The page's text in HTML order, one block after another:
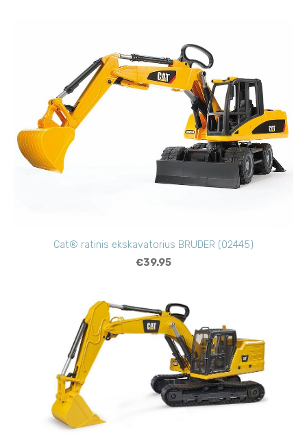
Cat® ratinis ekskavatorius BRUDER (02445)
€39.95